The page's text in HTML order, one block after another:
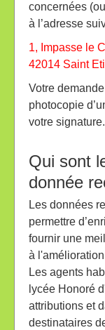
concernées
à l’adresse
1, Impasse le
42014 Saint
Votre
photocopie
votre signature.
Qui sont
donnée
Les données
permettre
fournir une
à
Les agents
lycée Honoré
attributions et
destinataires